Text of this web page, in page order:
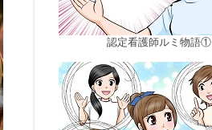
認定看護師ルミ物語①